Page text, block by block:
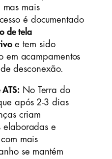
mais
é documentado
de tela
e tem sido
em acampamentos
desconexão.
No Terra do
após 2-3 dias
criam
elaboradas e
mais
se mantém